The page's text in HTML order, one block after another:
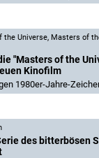
the Universe, Masters of
"Masters of the
Kinofilm
1980er-Jahre-
des bitterbösen